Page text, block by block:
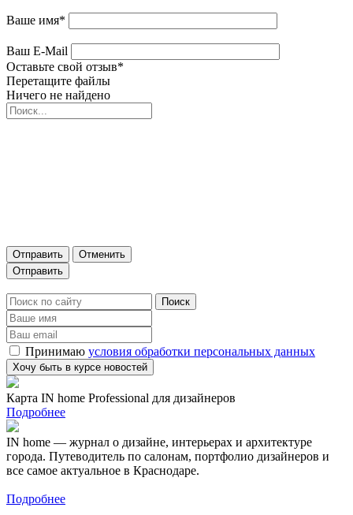
Ваше имя*
Ваш E-Mail
Оставьте свой отзыв*
Перетащите файлы
Ничего не найдено
Отправить Отменить
Принимаю условия обработки персональных данных
Карта IN home Professional для дизайнеров
Подробнее
IN home — журнал о дизайне, интерьерах и архитектуре
города. Путеводитель по салонам, портфолио дизайнеров и
все самое актуальное в Краснодаре.
Подробнее